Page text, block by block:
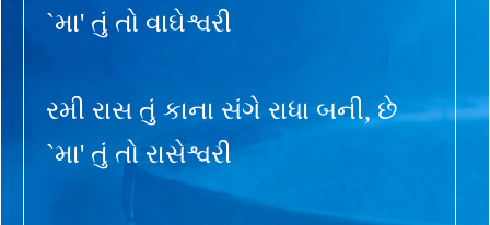
`મા' તું તો વાઘેશ્વરી
રમી રાસ તું કાના સંગે રાધા બની, છે
`મા' તું તો રાસેશ્વરી